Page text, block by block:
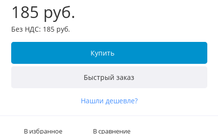
185 руб.
Без НДС: 185 руб.
Купить
Быстрый заказ
Нашли дешевле?
В избранное В сравнение